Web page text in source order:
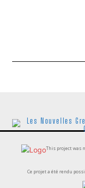
Les Nouvelles
This project was
Ce projet a été rendu